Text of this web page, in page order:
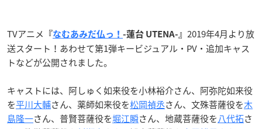
TVアニメ 『なむあみだ仏っ！ -蓮台 UTENA-』 2019年4月より放
送スタート！あわせて第1弾キービジュアル・PV・追加キャス
トなどが公開されました。
キャストには、阿しゅく如来役を小林裕介さん、阿弥陀如来役
を平川大輔さん、薬師如来役を松岡禎丞さん、文殊菩薩役を木
島隆一さん、普賢菩薩役を堀江瞬さん、地蔵菩薩役を八代拓さ